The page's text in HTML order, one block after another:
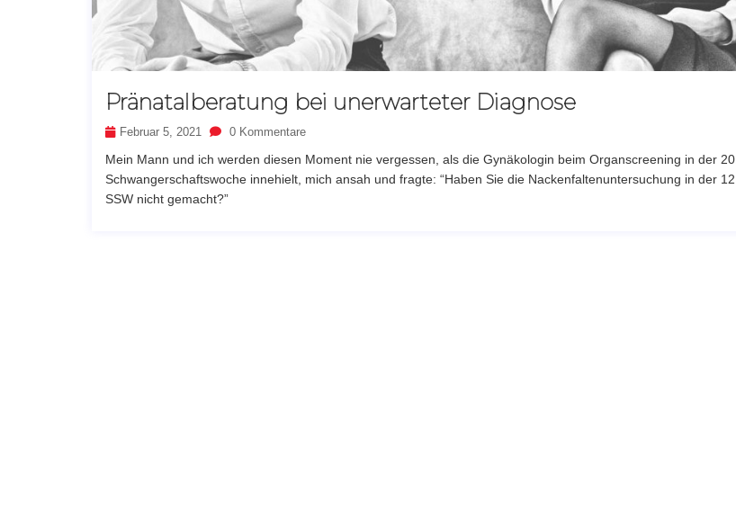
Pränatalberatung bei unerwarteter Diagnose
Februar 5, 2021 0 Kommentare
Mein Mann und ich werden diesen Moment nie vergessen, als die Gynäkologin beim Organscreening in der 20.
Schwangerschaftswoche innehielt, mich ansah und fragte: “Haben Sie die Nackenfaltenuntersuchung in der 12.
SSW nicht gemacht?”